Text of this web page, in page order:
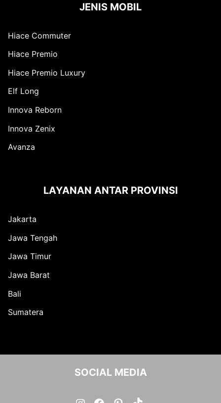
JENIS MOBIL
Hiace Commuter
Hiace Premio
Hiace Premio Luxury
Elf Long
Innova Reborn
Innova Zenix
Avanza
LAYANAN ANTAR PROVINSI
Jakarta
Jawa Tengah
Jawa Timur
Jawa Barat
Bali
Sumatera
SOCIAL MEDIA